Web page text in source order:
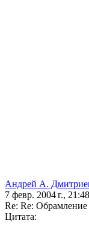
Андрей А.
7 февр. 2004 г.,
Re: Re:
Цитата: